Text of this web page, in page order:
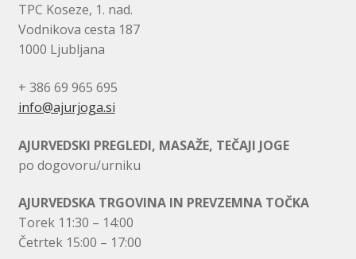
TPC Koseze, 1. nad.
Vodnikova cesta 187
1000 Ljubljana
+ 386 69 965 695
info@ajurjoga.si
AJURVEDSKI PREGLEDI, MASAŽE, TEČAJI JOGE
po dogovoru/urniku
AJURVEDSKA TRGOVINA IN PREVZEMNA TOČKA
Torek 11:30 – 14:00
Četrtek 15:00 – 17:00